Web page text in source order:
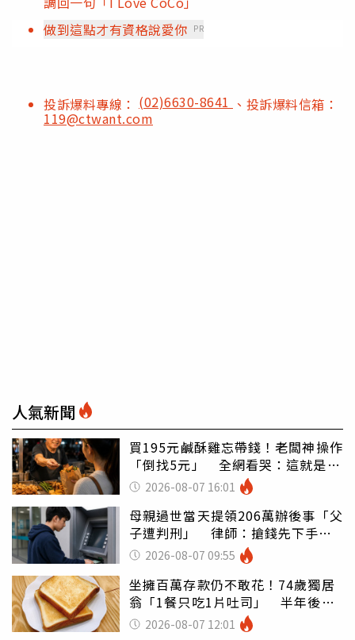
做到這點才有資格說愛你 PR
投訴爆料專線： (02)6630-8641 、投訴爆料信箱：
119@ctwant.com
人氣新聞
買195元鹹酥雞忘帶錢！老闆神操作
「倒找5元」 全網看哭：這就是台
灣 2026-08-07 16:01
母親過世當天提領206萬辦後事「父
子遭判刑」 律師：搶錢先下手是
罪 2026-08-07 09:55
坐擁百萬存款仍不敢花！74歲獨居
翁「1餐只吃1片吐司」 半年後暴
瘦嚇壞女兒
2026-08-07 12:01